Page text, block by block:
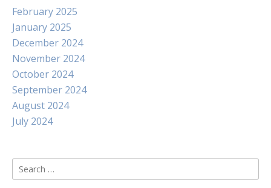
February 2025
January 2025
December 2024
November 2024
October 2024
September 2024
August 2024
July 2024
Search
for: